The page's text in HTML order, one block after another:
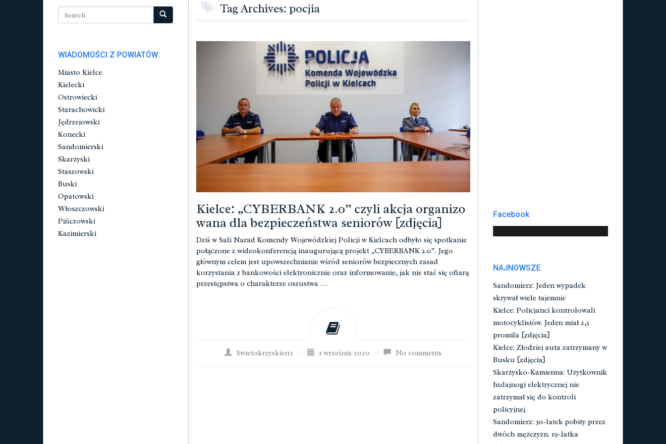
Tag Archives: pocjia
Kielce: „CYBERBANK 2.0” czyli akcja organizo
wana dla bezpieczeństwa seniorów [zdjęcia]
Dziś w Sali Narad Komendy Wojewódzkiej Policji w Kielcach odbyło się spotkanie
połączone z wideokonferencją inaugurującą projekt „CYBERBANK 2.0”. Jego
głównym celem jest upowszechnianie wśród seniorów bezpiecznych zasad
korzystania z bankowości elektronicznie oraz informowanie, jak nie stać się ofiarą
przestępstwa o charakterze oszustwa …
Swietokrzyskie112 / 1 września 2020 / No comments
WIADOMOŚCI Z POWIATÓW:
Miasto Kielce
Kielecki
Ostrowiecki
Starachowicki
Jędrzejowski
Konecki
Sandomierski
Skarżyski
Staszowski
Buski
Opatowski
Włoszczowski
Pińczowski
Kazimierski
Facebook
NAJNOWSZE
Sandomierz: Jeden wypadek
skrywał wiele tajemnic
Kielce: Policjanci kontrolowali
motocyklistów. Jeden miał 2,5
promila [zdjęcia]
Kielce: Złodziej auta zatrzymany w
Busku [zdjęcia]
Skarżysko-Kamienna: Użytkownik
hulajnogi elektrycznej nie
zatrzymał się do kontroli
policyjnej
Sandomierz: 30-latek pobity przez
dwóch mężczyzn. 19-latka